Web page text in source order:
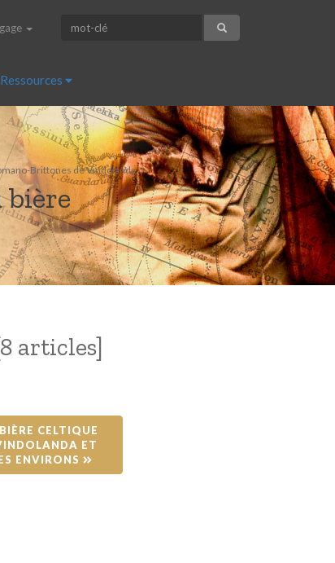
Ressources
Brittones de Vindolanda
bière
articles]
CELTIQUE
ET
ENVIRONS